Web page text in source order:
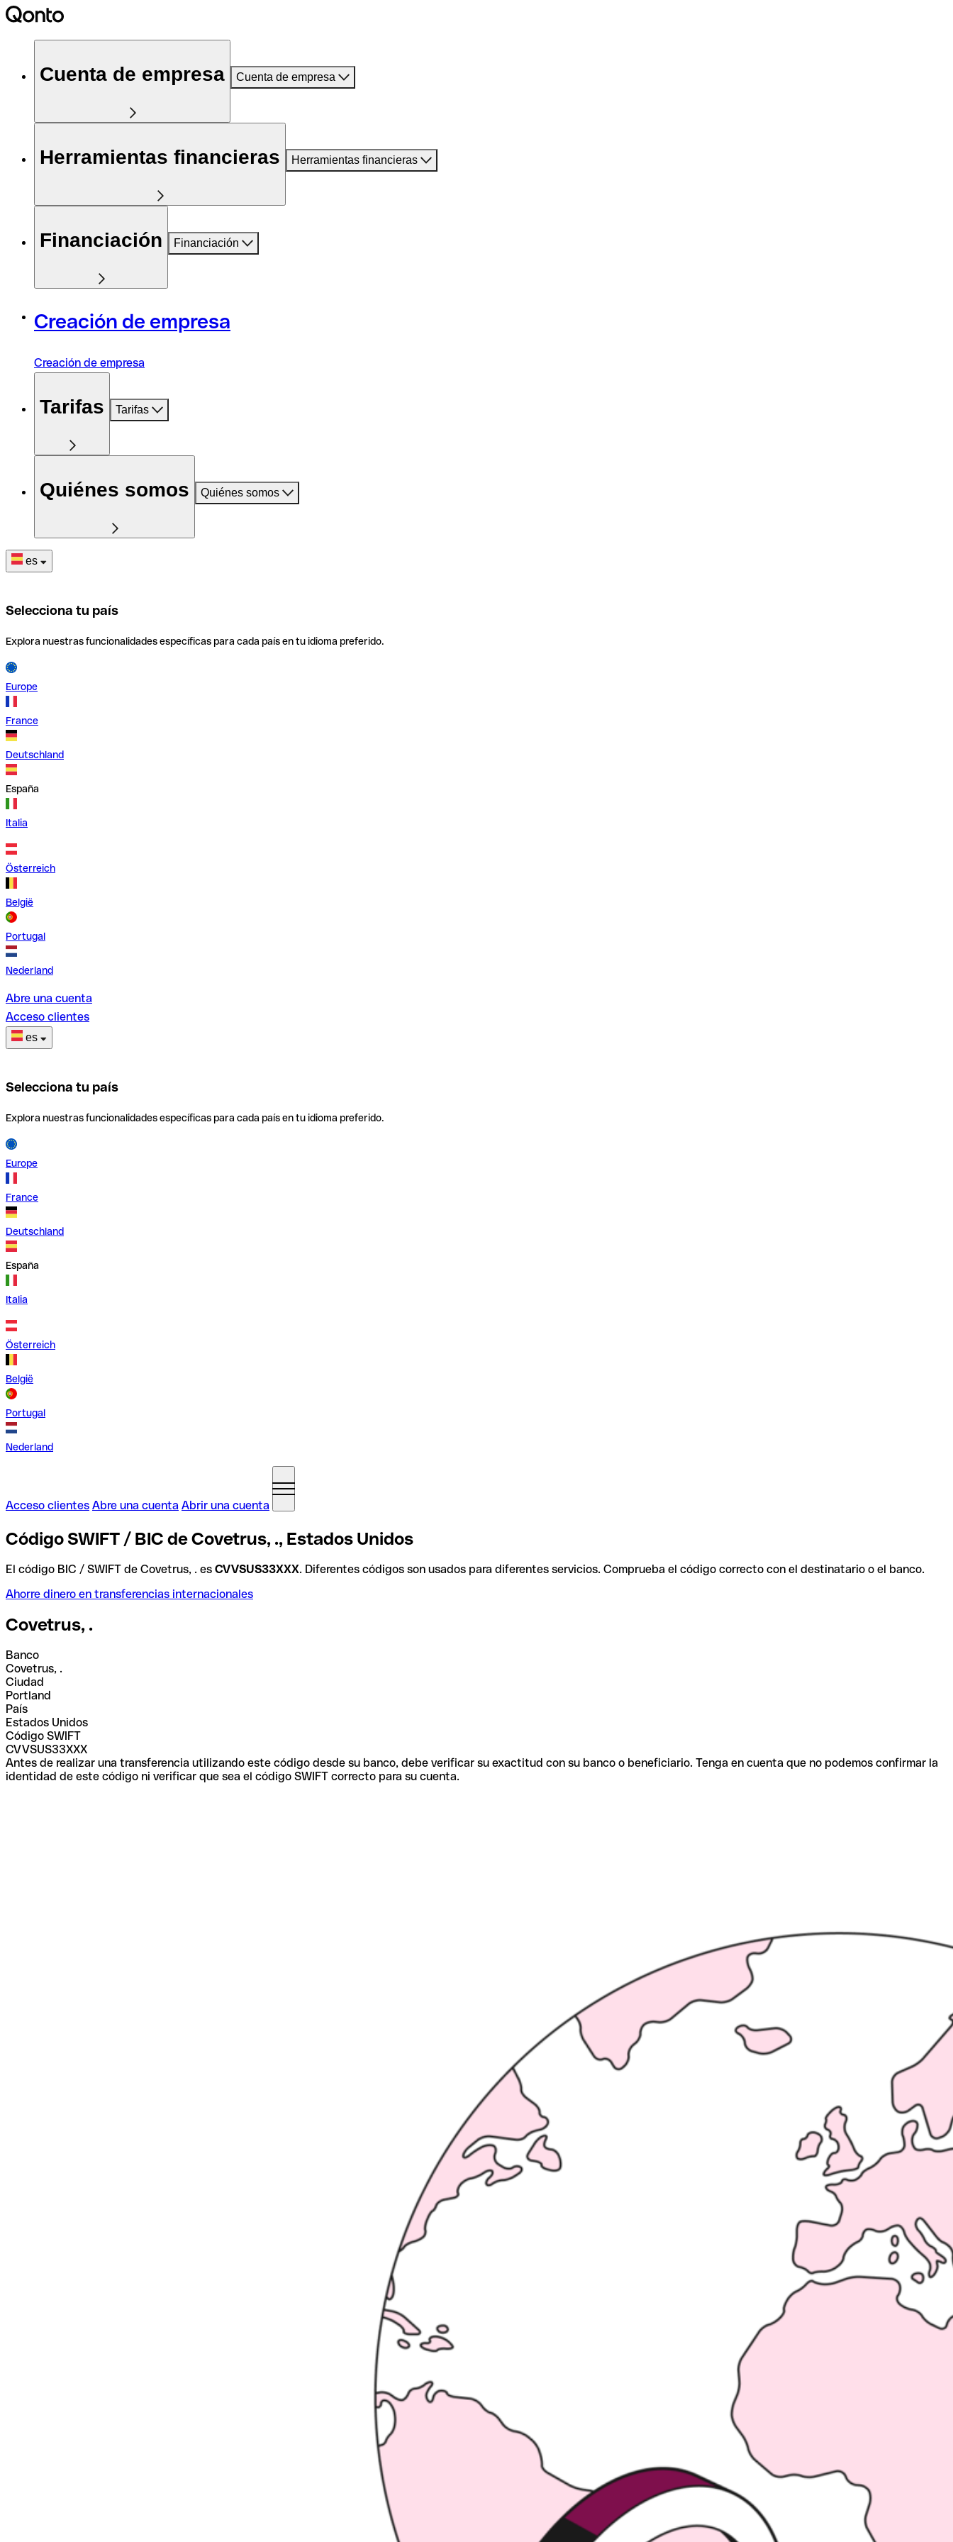
Cuenta de empresa Cuenta de empresa
Herramientas financieras Herramientas financieras
Financiación Financiación
Creación de empresa
Creación de empresa
Tarifas Tarifas
Quiénes somos Quiénes somos
es
Selecciona tu país
Explora nuestras funcionalidades específicas para cada país en tu idioma preferido.
Europe
France
Deutschland
España
Italia
Österreich
België
Portugal
Nederland
Abre una cuenta
Acceso clientes
es
Selecciona tu país
Explora nuestras funcionalidades específicas para cada país en tu idioma preferido.
Europe
France
Deutschland
España
Italia
Österreich
België
Portugal
Nederland
Acceso clientes Abre una cuenta Abrir una cuenta
Código SWIFT / BIC de Covetrus, ., Estados Unidos
El código BIC / SWIFT de Covetrus, . es CVVSUS33XXX. Diferentes códigos son usados para diferentes servicios. Comprueba el código correcto con el destinatario o el banco.
Ahorre dinero en transferencias internacionales
Covetrus, .
Banco
Covetrus, .
Ciudad
Portland
País
Estados Unidos
Código SWIFT
CVVSUS33XXX
Antes de realizar una transferencia utilizando este código desde su banco, debe verificar su exactitud con su banco o beneficiario. Tenga en cuenta que no podemos confirmar la
identidad de este código ni verificar que sea el código SWIFT correcto para su cuenta.